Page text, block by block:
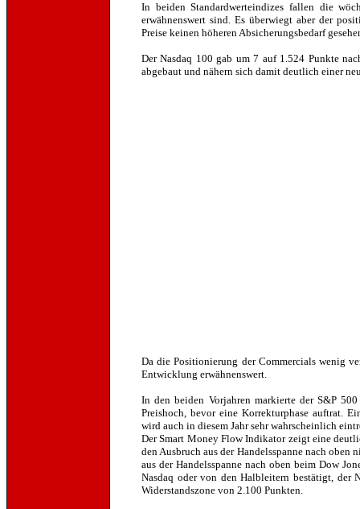
In beiden Standardwerteindizes fallen die
erwähnenswert sind. Es überwiegt aber der
Preise keinen höheren Absicherungsbedarf
Der Nasdaq 100 gab um 7 auf 1.524 Punkte
abgebaut und nähern sich damit deutlich einer
Da die Positionierung der Commercials wenig
Entwicklung erwähnenswert.
In den beiden Vorjahren markierte der S&P
Preishoch, bevor eine Korrekturphase auftrat.
wird auch in diesem Jahr sehr wahrscheinlich
Der Smart Money Flow Indikator zeigt eine
den Ausbruch aus der Handelsspanne nach
aus der Handelsspanne nach oben beim Dow
Nasdaq oder von den Halbleitern bestätigt, der
Widerstandszone von 2.100 Punkten.